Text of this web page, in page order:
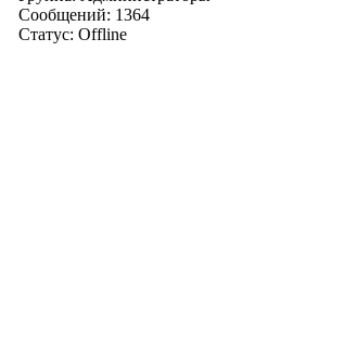
Сообщений: 1364
Статус: Offline